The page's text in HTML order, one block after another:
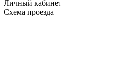
Личный кабинет
Схема проезда